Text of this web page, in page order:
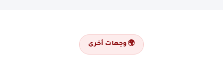
🌍 وجهات أخرى